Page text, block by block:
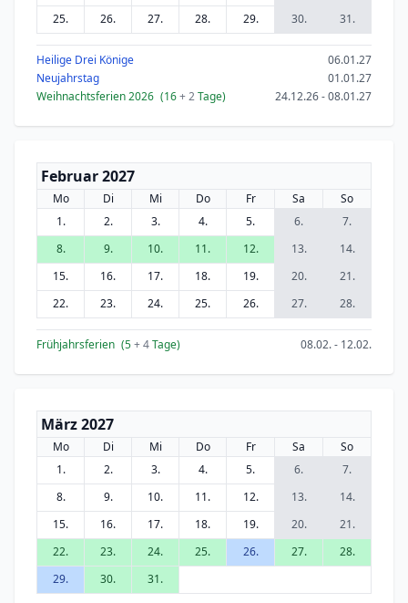
25.
26. 27. 28. 29. 30. 31.
Heilige Drei Könige
06.01.27
Neujahrstag
01.01.27
Weihnachtsferien 2026 (16+ 2Tage) 24.12.26 - 08.01.27
Februar 2027
Mo Di Mi Do Fr Sa
So
1.
2. 3. 4. 5. 6.
7.
8.
9. 10. 11. 12. 13.
14.
15.
16. 17. 18. 19. 20.
21.
22.
23. 24. 25. 26. 27. 28.
Frühjahrsferien (5+ 4Tage) 08.02. - 12.02.
März 2027
Mo Di Mi Do Fr Sa
So
1.
2. 3. 4. 5. 6.
7.
8.
9. 10. 11. 12. 13.
14.
15.
16. 17. 18. 19. 20.
21.
22.
23. 24. 25. 26. 27.
28.
29.
30. 31.